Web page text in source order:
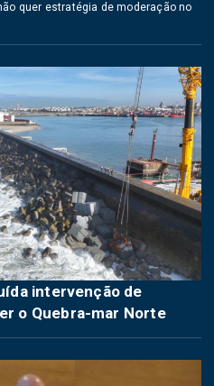
quer estratégia de moderação no
intervenção de
o Quebra-mar Norte